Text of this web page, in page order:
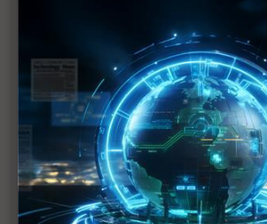
福島核電廠反應爐供電恢復正常 唯
日本擴大農作禁售範圍
福島核安事故日政府賠償金額估將
日自衛隊開始進行4號機地面灑水作
日本官防副長：福島1號核電廠整體